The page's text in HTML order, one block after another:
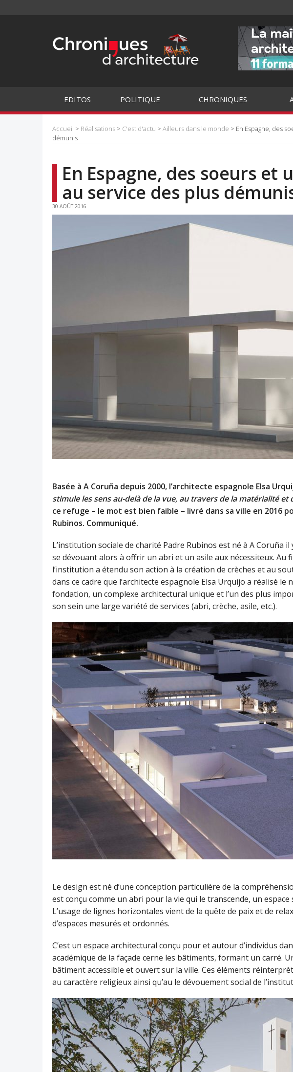
EDITOS POLITIQUE CHRONIQUES
Accueil > Réalisations > C'est d'actu > Ailleurs dans le monde > En Espagne, des
démunis
En Espagne, des soeurs et
au service des plus
30 AOÛT 2016
Basée à A Coruña depuis 2000, l’architecte espagnole Elsa
stimule les sens au-delà de la vue, au travers de la matérialité et
ce refuge – le mot est bien faible – livré dans sa ville en 2016
Rubinos. Communiqué.
L’institution sociale de charité Padre Rubinos est né à A Coruña
se dévouant alors à offrir un abri et un asile aux nécessiteux. Au
l’institution a étendu son action à la création de crèches et au
dans ce cadre que l’architecte espagnole Elsa Urquijo a réalisé le
fondation, un complexe architectural unique et l’un des plus
son sein une large variété de services (abri, crèche, asile, etc.).
Le design est né d’une conception particulière de la
est conçu comme un abri pour la vie qui le transcende, un
L’usage de lignes horizontales vient de la quête de paix et de
d’espaces mesurés et ordonnés.
C’est un espace architectural conçu pour et autour d’individus
académique de la façade cerne les bâtiments, formant un carré.
bâtiment accessible et ouvert sur la ville. Ces éléments
au caractère religieux ainsi qu’au le dévouement social de